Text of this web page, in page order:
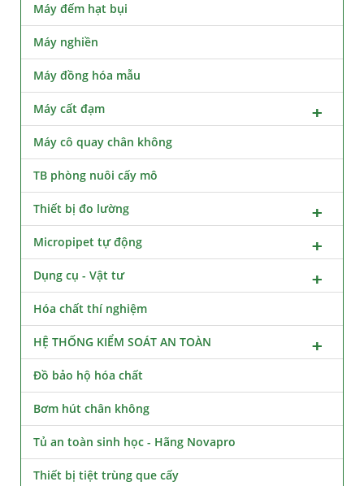
Máy đếm hạt bụi
Máy nghiền
Máy đồng hóa mẫu
Máy cất đạm
Máy cô quay chân không
TB phòng nuôi cấy mô
Thiết bị đo lường
Micropipet tự động
Dụng cụ - Vật tư
Hóa chất thí nghiệm
HỆ THỐNG KIỂM SOÁT AN TOÀN
Đồ bảo hộ hóa chất
Bơm hút chân không
Tủ an toàn sinh học - Hãng Novapro
Thiết bị tiệt trùng que cấy